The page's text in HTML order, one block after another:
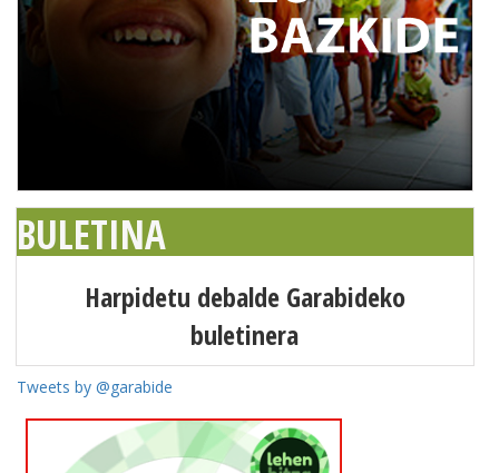
BULETINA
Harpidetu debalde Garabideko
buletinera
Tweets by @garabide